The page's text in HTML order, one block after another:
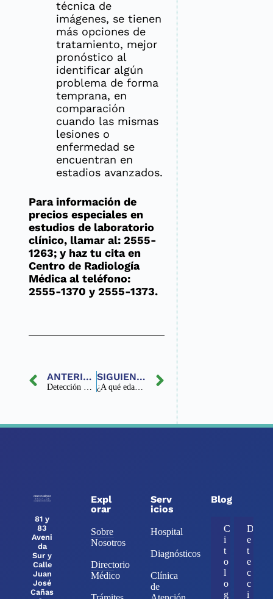
técnica de
imágenes, se tienen
más opciones de
tratamiento, mejor
pronóstico al
identificar algún
problema de forma
temprana, en
comparación
cuando las mismas
lesiones o
enfermedad se
encuentran en
estadios avanzados.
Para información de
precios especiales en
estudios de laboratorio
clínico, llamar al: 2555-
1263; y haz tu cita en
Centro de Radiología
Médica al teléfono:
2555-1370 y 2555-1373.
ANTERIOR
Detección Precisa del Virus del Papiloma Humano
SIGUIENTE
¿A qué edad debo iniciar la consulta con un Ginecólogo?
81 y
83
Aveni
da
Sur y
Calle
Juan
José
Cañas
Expl
orar
Sobre
Nosotros
Directorio
Médico
Serv
icios
Hospital
Diagnósticos
Clínica
de
Blog
C
i
t
o
l
o
g
D
e
t
e
c
c
i